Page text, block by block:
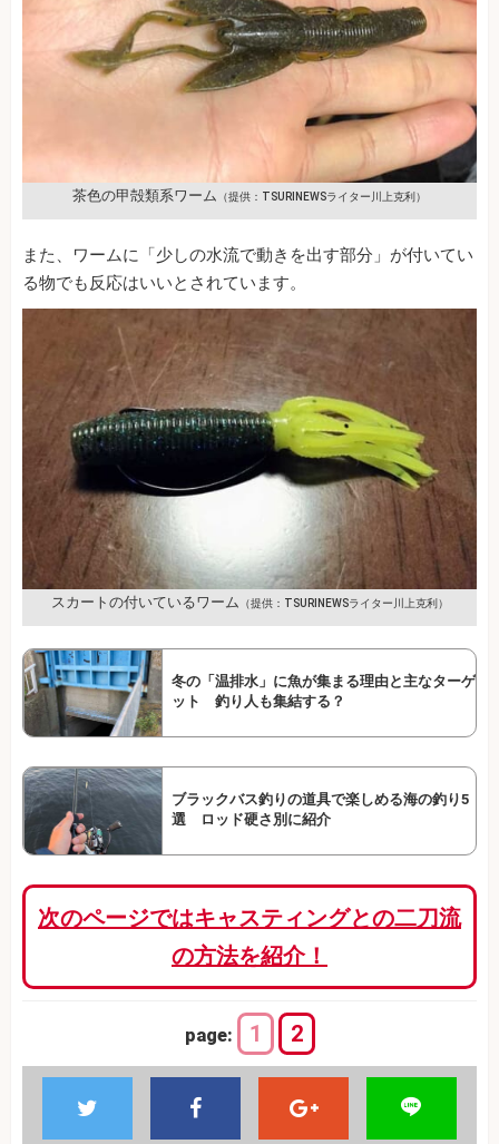
茶色の甲殻類系ワーム （提供：TSURINEWSライター川上克利）
また、ワームに「少しの水流で動きを出す部分」が付いてい
る物でも反応はいいとされています。
スカートの付いているワーム （提供：TSURINEWSライター川上克利）
冬の「温排水」に魚が集まる理由と主なターゲ
ット 釣り人も集結する？
ブラックバス釣りの道具で楽しめる海の釣り5
選 ロッド硬さ別に紹介
次のページではキャスティングとの二刀流
の方法を紹介！
page: 1 2